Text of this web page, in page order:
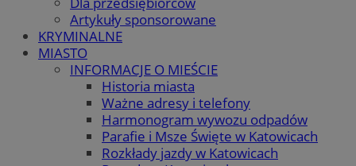
Artykuły sponsorowane
KRYMINALNE
MIASTO
INFORMACJE O MIEŚCIE
Historia miasta
Ważne adresy i telefony
Harmonogram wywozu odpadów
Parafie i Msze Święte w Katowicach
Rozkłady jazdy w Katowicach